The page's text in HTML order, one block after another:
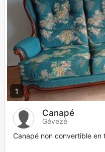
1
Canapé
Gévezé
Canapé non convertible